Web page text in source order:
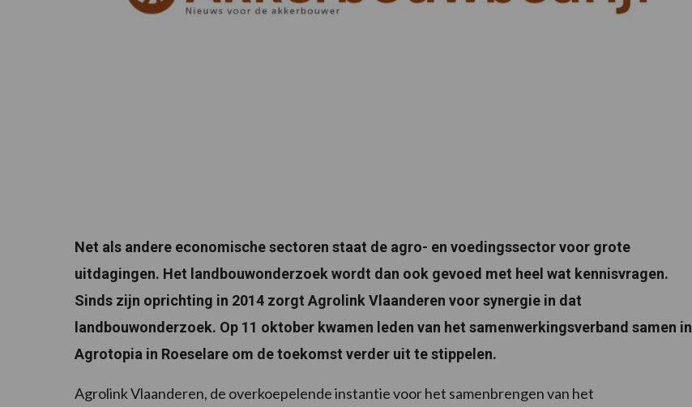
Net als andere economische sectoren staat de agro- en voedingssector voor grote
uitdagingen. Het landbouwonderzoek wordt dan ook gevoed met heel wat kennisvragen.
Sinds zijn oprichting in 2014 zorgt Agrolink Vlaanderen voor synergie in dat
landbouwonderzoek. Op 11 oktober kwamen leden van het samenwerkingsverband samen in
Agrotopia in Roeselare om de toekomst verder uit te stippelen.
Agrolink Vlaanderen, de overkoepelende instantie voor het samenbrengen van het